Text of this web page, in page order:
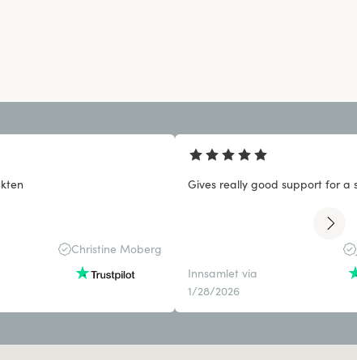
Christine Moberg
Gives really good support for a
Innsamlet via
1/28/2026